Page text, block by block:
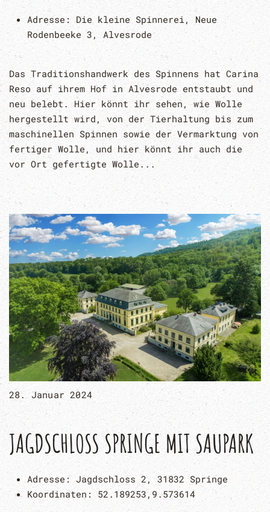
Adresse: Die kleine Spinnerei, Neue
Rodenbeeke 3, Alvesrode
Das Traditionshandwerk des Spinnens hat Carina
Reso auf ihrem Hof in Alvesrode entstaubt und
neu belebt. Hier könnt ihr sehen, wie Wolle
hergestellt wird, von der Tierhaltung bis zum
maschinellen Spinnen sowie der Vermarktung von
fertiger Wolle, und hier könnt ihr auch die
vor Ort gefertigte Wolle...
28. Januar 2024
JAGDSCHLOSS SPRINGE MIT SAUPARK
Adresse: Jagdschloss 2, 31832 Springe
Koordinaten: 52.189253,9.573614